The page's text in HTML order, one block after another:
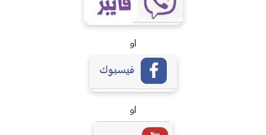
او
او